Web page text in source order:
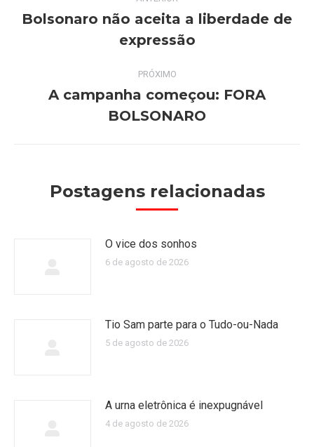
de
anterior:
Bolsonaro não aceita a liberdade de
expressão
PRÓXIMO
Próximo
post:
A campanha começou: FORA
BOLSONARO
Postagens relacionadas
O vice dos sonhos
6 de agosto de 2026
Tio Sam parte para o Tudo-ou-Nada
5 de agosto de 2026
A urna eletrônica é inexpugnável
4 de agosto de 2026